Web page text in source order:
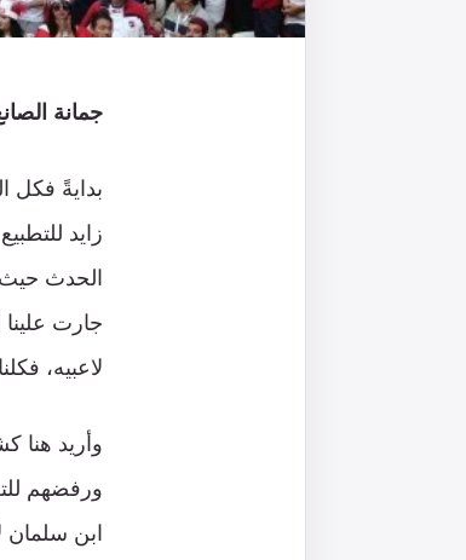
جمانة
زايد
الحدث
جارت علينا
لاعبيه،
وأريد هنا
ورفضهم
ابن سلمان